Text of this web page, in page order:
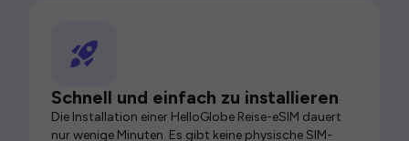
Schnell und einfach zu installieren
Die Installation einer HelloGlobe Reise-eSIM dauert
nur wenige Minuten. Es gibt keine physische SIM-